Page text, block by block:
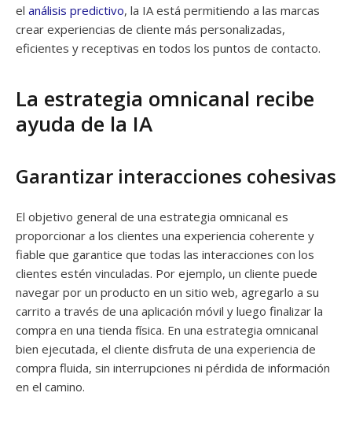
el análisis predictivo, la IA está permitiendo a las marcas
crear experiencias de cliente más personalizadas,
eficientes y receptivas en todos los puntos de contacto.
La estrategia omnicanal recibe
ayuda de la IA
Garantizar interacciones cohesivas
El objetivo general de una estrategia omnicanal es
proporcionar a los clientes una experiencia coherente y
fiable que garantice que todas las interacciones con los
clientes estén vinculadas. Por ejemplo, un cliente puede
navegar por un producto en un sitio web, agregarlo a su
carrito a través de una aplicación móvil y luego finalizar la
compra en una tienda física. En una estrategia omnicanal
bien ejecutada, el cliente disfruta de una experiencia de
compra fluida, sin interrupciones ni pérdida de información
en el camino.